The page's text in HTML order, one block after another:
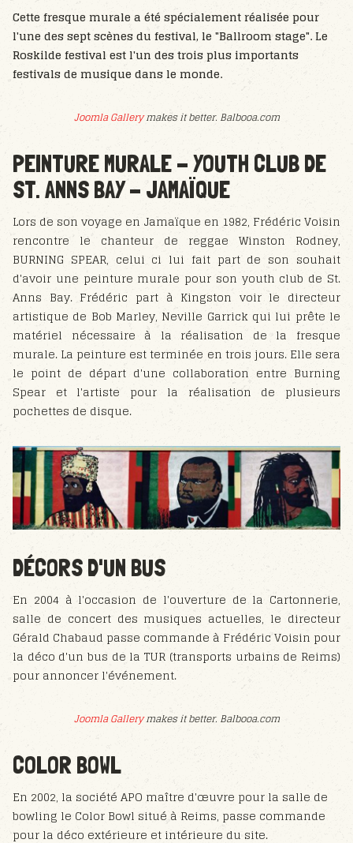
Cette fresque murale a été spécialement réalisée pour
l'une des sept scènes du festival, le "Ballroom stage". Le
Roskilde festival est l'un des trois plus importants
festivals de musique dans le monde.
Joomla Gallerymakes it better. Balbooa.com
PEINTURE MURALE - YOUTH CLUB DE
ST. ANNS BAY - JAMAÏQUE
Lors de son voyage en Jamaïque en 1982, Frédéric Voisin
rencontre le chanteur de reggae Winston Rodney,
BURNING SPEAR, celui ci lui fait part de son souhait
d'avoir une peinture murale pour son youth club de St.
Anns Bay. Frédéric part à Kingston voir le directeur
artistique de Bob Marley, Neville Garrick qui lui prête le
matériel nécessaire à la réalisation de la fresque
murale. La peinture est terminée en trois jours. Elle sera
le point de départ d'une collaboration entre Burning
Spear et l'artiste pour la réalisation de plusieurs
pochettes de disque.
DÉCORS D'UN BUS
En 2004 à l'occasion de l'ouverture de la Cartonnerie,
salle de concert des musiques actuelles, le directeur
Gérald Chabaud passe commande à Frédéric Voisin pour
la déco d'un bus de la TUR (transports urbains de Reims)
pour annoncer l'événement.
Joomla Gallerymakes it better. Balbooa.com
COLOR BOWL
En 2002, la société APO maître d'œuvre pour la salle de
bowling le Color Bowl situé à Reims, passe commande
pour la déco extérieure et intérieure du site.